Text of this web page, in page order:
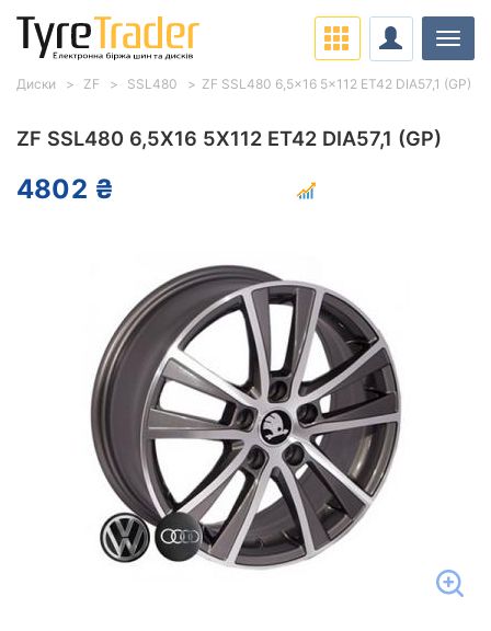
ZF SSL480 6,5X16 5X112 ET42 DIA57,1 (GP)
4802 ₴
Диски ZF SSL480 ZF SSL480 6,5x16 5x112 ET42 DIA57,1 (GP)